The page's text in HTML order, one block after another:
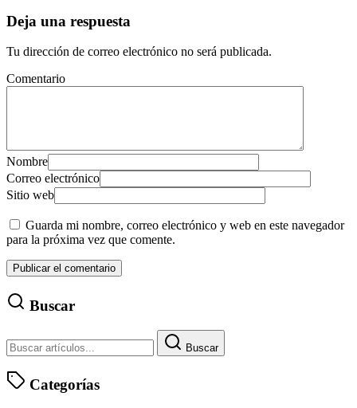
Deja una respuesta
Tu dirección de correo electrónico no será publicada.
Comentario
Nombre
Correo electrónico
Sitio web
Guarda mi nombre, correo electrónico y web en este navegador
para la próxima vez que comente.
Buscar
Buscar
Categorías